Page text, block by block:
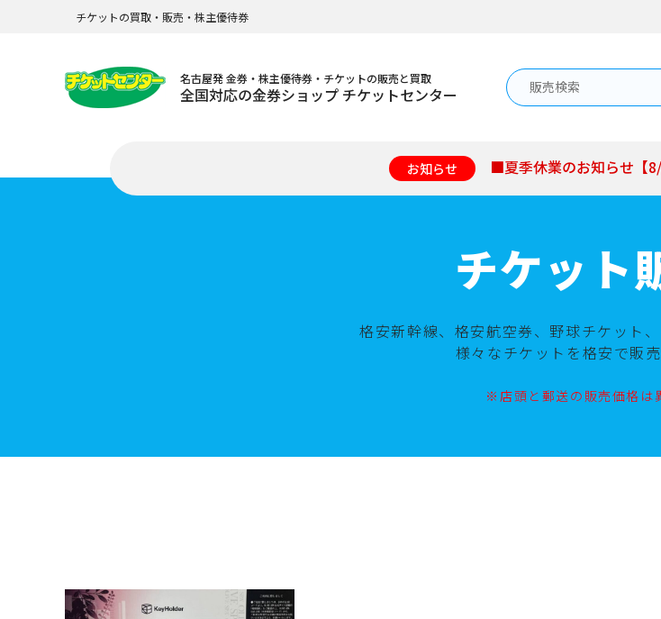
チケットの買取・販売・株主優待券
名古屋発 金券・株主優待券・チケットの販売と買取
全国対応の金券ショップ チケットセンター
お知らせ ■夏季休業のお知らせ【
チケット
格安新幹線、格安航空券、野球チケット
様々なチケットを格安で販売
※店頭と郵送の販売価格は